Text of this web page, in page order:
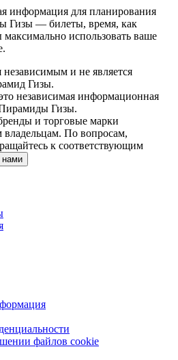
информация для планирования
Гизы — билеты, время, как
максимально использовать ваше
независимым и не является
Гизы.
независимая информационная
Гизы.
и торговые марки
По вопросам,
к соответствующим
нами
файлов cookie